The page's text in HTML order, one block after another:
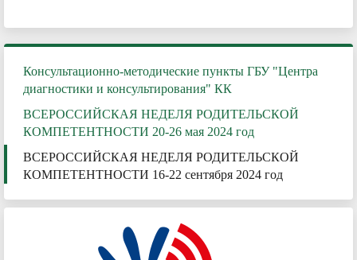
Консультационно-методические пункты ГБУ "Центра
диагностики и консультирования" КК
ВСЕРОССИЙСКАЯ НЕДЕЛЯ РОДИТЕЛЬСКОЙ
КОМПЕТЕНТНОСТИ 20-26 мая 2024 год
ВСЕРОССИЙСКАЯ НЕДЕЛЯ РОДИТЕЛЬСКОЙ
КОМПЕТЕНТНОСТИ 16-22 сентября 2024 год